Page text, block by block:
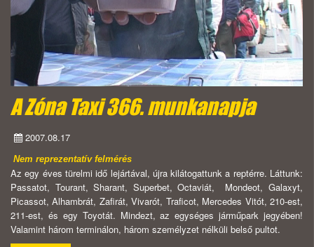
A Zóna Taxi 366. munkanapja
2007.08.17
Nem reprezentatív felmérés
Az egy éves türelmi idő lejártával, újra kilátogattunk a reptérre. Láttunk:
Passatot, Tourant, Sharant, Superbet, Octaviát, Mondeot, Galaxyt,
Picassot, Alhambrát, Zafirát, Vivarót, Traficot, Mercedes Vitót, 210-est,
211-est, és egy Toyotát. Mindezt, az egységes járműpark jegyében!
Valamint három terminálon, három személyzet nélküli belső pultot.